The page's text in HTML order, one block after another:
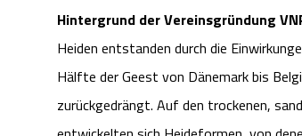
Hintergrund der Vereinsgründung
Heiden entstanden durch die
Hälfte der Geest von Dänemark bis
zurückgedrängt. Auf den trockenen,